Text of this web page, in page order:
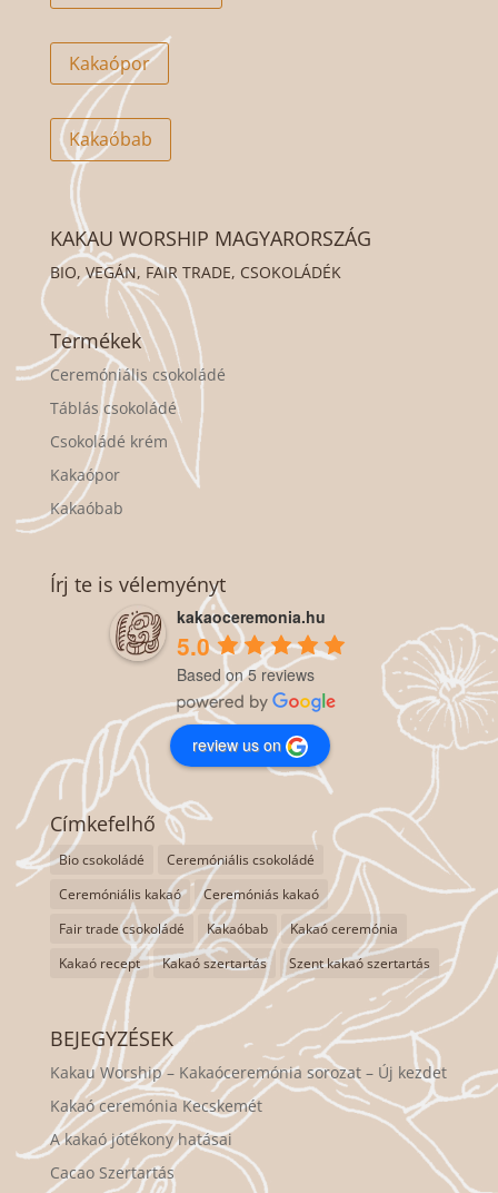
Kakaópor
Kakaóbab
KAKAU WORSHIP MAGYARORSZÁG
BIO, VEGÁN, FAIR TRADE, CSOKOLÁDÉK
Termékek
Ceremóniális csokoládé
Táblás csokoládé
Csokoládé krém
Kakaópor
Kakaóbab
Írj te is vélemyényt
kakaoceremonia.hu
5.0
Based on 5 reviews
review us on
Címkefelhő
Bio csokoládé
Ceremóniális csokoládé
Ceremóniális kakaó
Ceremóniás kakaó
Fair trade csokoládé
Kakaóbab
Kakaó ceremónia
Kakaó recept
Kakaó szertartás Szent kakaó szertartás
BEJEGYZÉSEK
Kakau Worship – Kakaóceremónia sorozat – Új kezdet
Kakaó ceremónia Kecskemét
A kakaó jótékony hatásai
Cacao Szertartás